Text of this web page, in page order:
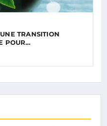
TRANSITION
POUR…